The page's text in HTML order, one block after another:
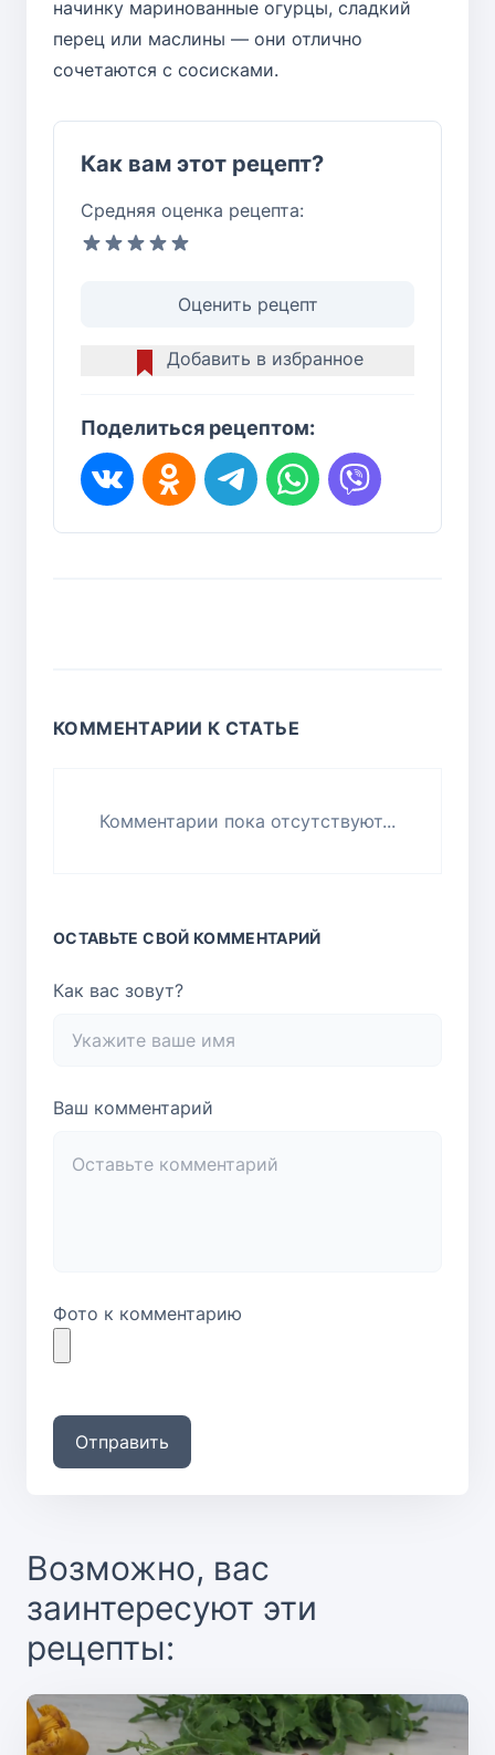
начинку маринованные огурцы, сладкий
перец или маслины — они отлично
сочетаются с сосисками.
Как вам этот рецепт?
Средняя оценка рецепта:
Оценить рецепт
Добавить в избранное
Поделиться рецептом:
КОММЕНТАРИИ К СТАТЬЕ
Комментарии пока отсутствуют...
ОСТАВЬТЕ СВОЙ КОММЕНТАРИЙ
Как вас зовут?
Ваш комментарий
Фото к комментарию
Отправить
Возможно, вас
заинтересуют эти
рецепты: